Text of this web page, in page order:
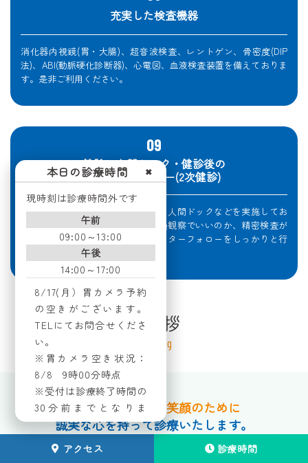
アクセス 診療時間
充実した検査機器
消化器内視鏡(胃・大腸)、超音波検査、レントゲン、骨密度(DIP
法)、ABI(動脈硬化診断器)、心電図、血液検査装置を備えておりま
す。是非ご利用ください。
健診・人間ドック・健診後の
アフターフォロー(2次健診)
区民健診、企業健診、雇入時健診、人間ドックなどを実施してお
ります。またその結果に対し、経過観察でいいのか、精密検査が
必要なのか、治療が必要なのかアフターフォローをしっかりと行
ご挨拶
Greeting
すべては患者様の笑顔のために
誠実な心を持って診療いたします。
本日の診療時間 ✖
現時刻は診療時間外です
午前
09:00～13:00
午後
14:00～17:00
8/17(月）胃カメラ予約
の空きがございます。
TELにてお問合せくださ
い。
※胃カメラ空き状況：
8/8 9時00分時点
※受付は診療終了時間の
30分前までとなりま
す。